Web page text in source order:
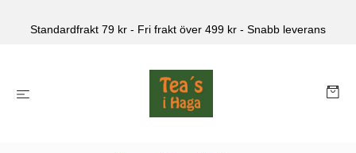
Standardfrakt 79 kr - Fri frakt över 499 kr - Snabb leverans